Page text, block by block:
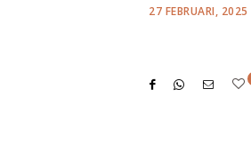
POSTED
27 FEBRUARI, 2025